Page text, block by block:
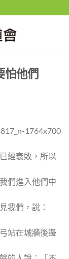
怕他們
經衰敗，所以
們進入他們中
我們，說：
站在城牆後邊